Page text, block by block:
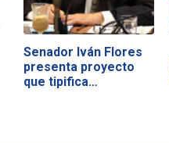
Senador Iván Flores
presenta proyecto
que tipifica…